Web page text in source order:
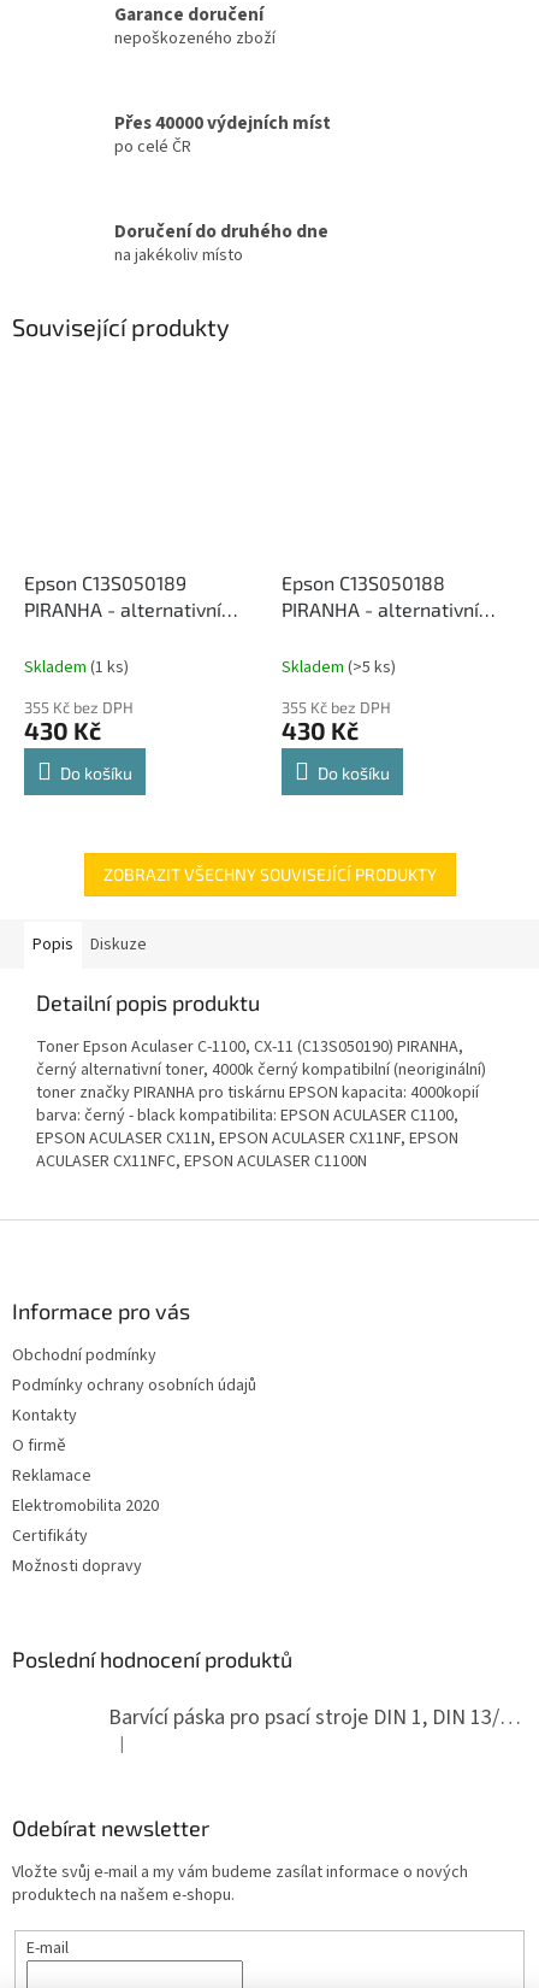
Garance doručení
nepoškozeného zboží
Přes 40000 výdejních míst
po celé ČR
Doručení do druhého dne
na jakékoliv místo
Související produkty
Epson C13S050189
PIRANHA - alternativní
Skladem (1 ks)
355 Kč bez DPH
430 Kč
Do košíku
Epson C13S050188
PIRANHA - alternativní
kopií)
Skladem (>5 ks)
355 Kč bez DPH
430 Kč
Do košíku
ZOBRAZIT VŠECHNY SOUVISEJÍCÍ PRODUKTY
Popis Diskuze
Detailní popis produktu
Toner Epson Aculaser C-1100, CX-11 (C13S050190) PIRANHA,
černý alternativní toner, 4000k černý kompatibilní (neoriginální)
toner značky PIRANHA pro tiskárnu EPSON kapacita: 4000kopií
barva: černý - black kompatibilita: EPSON ACULASER C1100,
EPSON ACULASER CX11N, EPSON ACULASER CX11NF, EPSON
ACULASER CX11NFC, EPSON ACULASER C1100N
Informace pro vás
Obchodní podmínky
Podmínky ochrany osobních údajů
Kontakty
O firmě
Reklamace
Elektromobilita 2020
Certifikáty
Možnosti dopravy
Poslední hodnocení produktů
Barvící páska pro psací stroje DIN 1, DIN 13/10, LAND, PA červenočerná
Hodnocení produktu je 5 z 5 hvězdiček.
|
Odebírat newsletter
Vložte svůj e-mail a my vám budeme zasílat informace o nových
produktech na našem e-shopu.
E-mail